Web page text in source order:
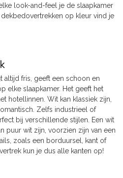
look-and-feel je de slaapkamer
op kleur vind je
altijd fris, geeft een schoon en
elke slaapkamer. Het geeft het
hotellinnen. Wit kan klassiek zijn,
Zelfs industrieel of
bij verschillende stijlen. Een wit
puur wit zijn, voorzien zijn van een
zoals een borduursel, kant of
kun je dus alle kanten op!